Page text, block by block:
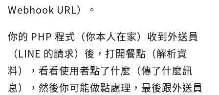
Webhook URL）。
你的 PHP 程式（你本人在家）收到外送員
（LINE 的請求）後，打開餐點（解析資
料），看看使用者點了什麼（傳了什麼訊
息），然後你可能做點處理，最後跟外送員